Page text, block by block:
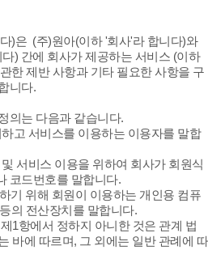
)은 (주)원아(이하 '회사'라 합니다)와
) 간에 회사가 제공하는 서비스 (이하
한 제반 사항과 기타 필요한 사항을 구
니다.
의는 다음과 같습니다.
고 서비스를 이용하는 이용자를 말합
서비스 이용을 위하여 회사가 회원식
코드번호를 말합니다.
기 위해 회원이 이용하는 개인용 컴퓨
의 전산장치를 말합니다.
1항에서 정하지 아니한 것은 관계 법
바에 따르며, 그 외에는 일반 관례에 따